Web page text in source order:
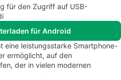
für den Zugriff auf USB-
für Android
eine leistungsstarke Smartphone-
ermöglicht, auf den
der in vielen modernen